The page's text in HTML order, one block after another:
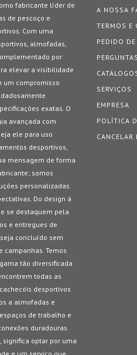
fabricante líder de
de pescoço e
Com uma
almofadas,
por
elevar a visibilidade
um compromisso
exatas. O
avançada com
ele para uso
desportivos,
mensagem de forma
somos
personalizadas
Do design à
se destaquem pela
e entregues de
concluído sem
campanhas. Temos
tão diversificada
todas as
desportivos
a almofadas e
de trabalho e
duradouras.
significa optar por uma
A NOSSA
TERMOS E
PEDIDO
SERVIÇOS
EMPRESA
POLÍTICA
CANCELAR